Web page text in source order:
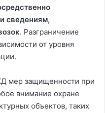
сведениям,
. Разграничение
от уровня
мер защищенности при
внимание охране
объектов, таких